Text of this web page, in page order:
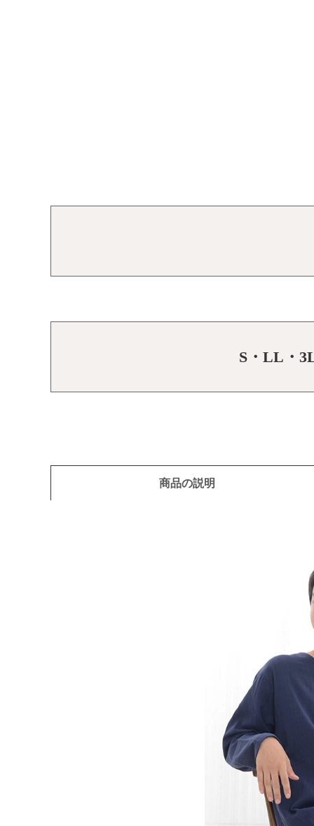
S・LL・
商品の説明